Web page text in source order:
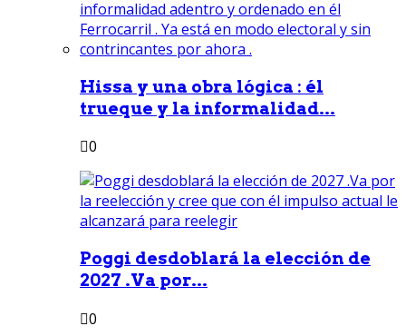
Hissa y una obra lógica : él
trueque y la informalidad...
0
Poggi desdoblará la elección de
2027 .Va por...
0